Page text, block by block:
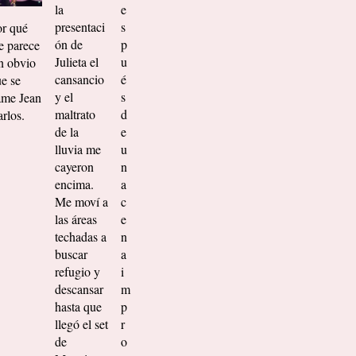
qué
parece
obvio
se
Jean
la
presentaci
ón de
Julieta el
cansancio
y el
maltrato
de la
lluvia me
cayeron
encima.
Me moví a
las áreas
techadas a
buscar
refugio y
descansar
hasta que
llegó el set
de
e
s
p
u
é
s
d
e
u
n
a
c
e
n
a
i
m
p
r
o